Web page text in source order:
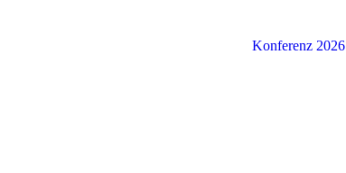
Konferenz 2026